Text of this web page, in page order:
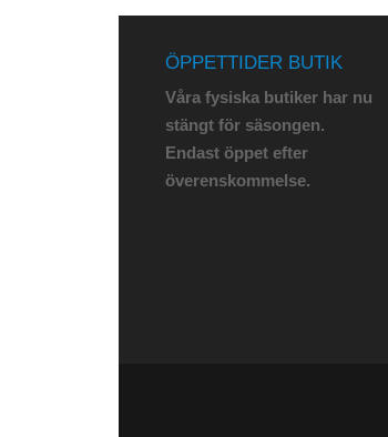
ÖPPETTIDER BUTIK
Våra fysiska butiker har nu
stängt för säsongen.
Endast öppet efter
överenskommelse.